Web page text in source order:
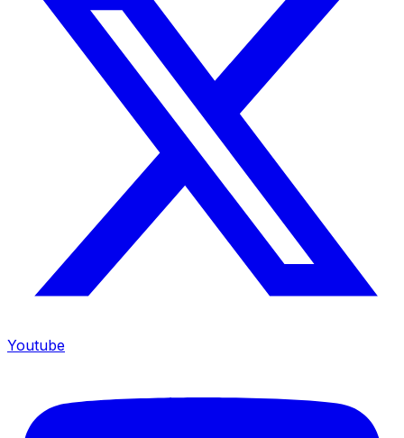
Youtube